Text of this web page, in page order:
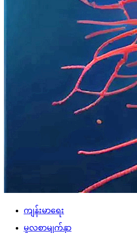
ကျန်းမာရေး
မူလစာမျက်နှာ